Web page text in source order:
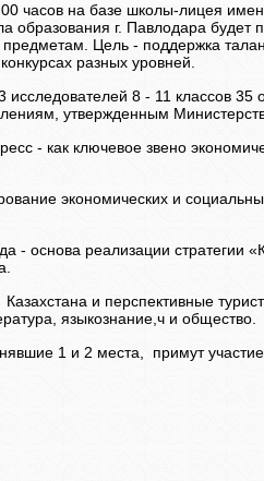
часов на базе школы-лицея
г. Павлодара будет
Цель - поддержка
разных уровней.
исследователей 8 - 11 классов
утвержденным
- как ключевое звено
экономических и
- основа реализации
и перспективные
языкознание,ч и общество.
1 и 2 места, примут